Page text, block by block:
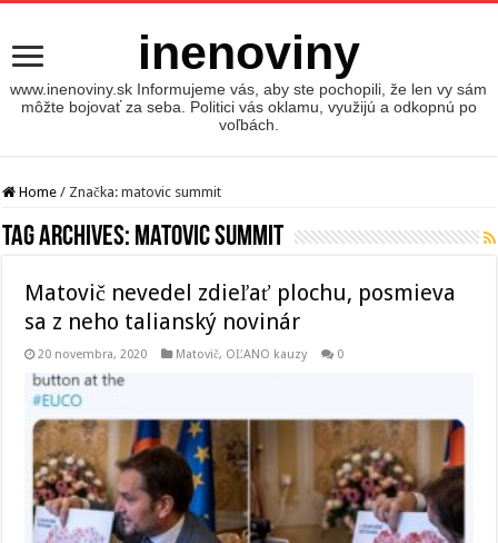
inenoviny
www.inenoviny.sk Informujeme vás, aby ste pochopili, že len vy sám
môžte bojovať za seba. Politici vás oklamu, využijú a odkopnú po
voľbách.
Home / Značka:matovic summit
Tag Archives: matovic summit
Matovič nevedel zdieľať plochu, posmieva
sa z neho talianský novinár
20 novembra, 2020 Matovič, OĽANO kauzy 0